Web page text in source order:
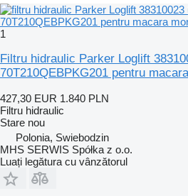
1
Filtru hidraulic Parker Loglift
70T210QEBPKG201 pentru
427,30 EUR 1.840 PLN
Filtru hidraulic
Stare nou
Polonia, Swiebodzin
MHS SERWIS Spółka z o.o.
Luați legătura cu vânzătorul